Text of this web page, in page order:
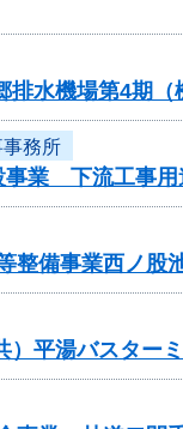
水機場第4期（
務所
業 下流工事
整備事業西ノ
）平湯バスタ